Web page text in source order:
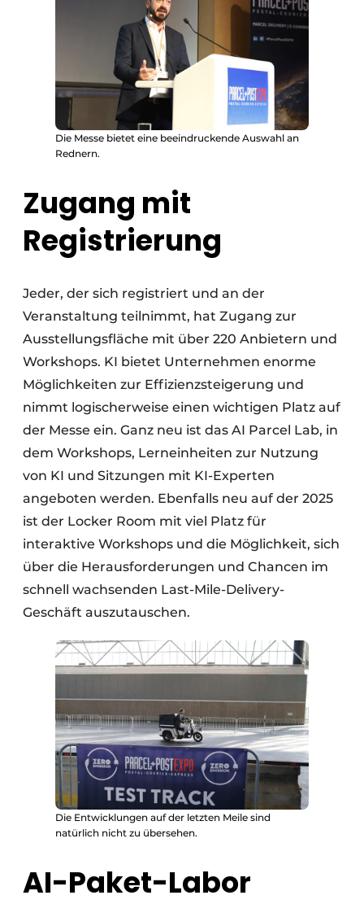
Die Messe bietet eine beeindruckende Auswahl an
Rednern.
Zugang mit
Registrierung
Jeder, der sich registriert und an der
Veranstaltung teilnimmt, hat Zugang zur
Ausstellungsfläche mit über 220 Anbietern und
Workshops. KI bietet Unternehmen enorme
Möglichkeiten zur Effizienzsteigerung und
nimmt logischerweise einen wichtigen Platz auf
der Messe ein. Ganz neu ist das AI Parcel Lab, in
dem Workshops, Lerneinheiten zur Nutzung
von KI und Sitzungen mit KI-Experten
angeboten werden. Ebenfalls neu auf der 2025
ist der Locker Room mit viel Platz für
interaktive Workshops und die Möglichkeit, sich
über die Herausforderungen und Chancen im
schnell wachsenden Last-Mile-Delivery-
Geschäft auszutauschen.
Die Entwicklungen auf der letzten Meile sind
natürlich nicht zu übersehen.
AI-Paket-Labor